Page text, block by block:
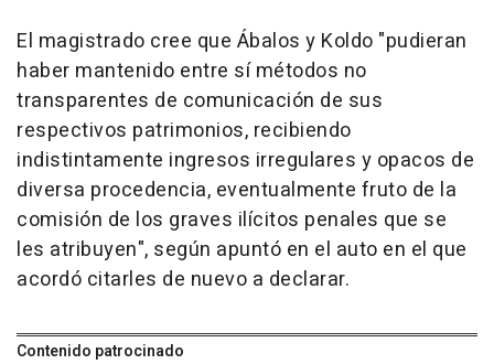
El magistrado cree que Ábalos y Koldo "pudieran
haber mantenido entre sí métodos no
transparentes de comunicación de sus
respectivos patrimonios, recibiendo
indistintamente ingresos irregulares y opacos de
diversa procedencia, eventualmente fruto de la
comisión de los graves ilícitos penales que se
les atribuyen", según apuntó en el auto en el que
acordó citarles de nuevo a declarar.
Contenido patrocinado